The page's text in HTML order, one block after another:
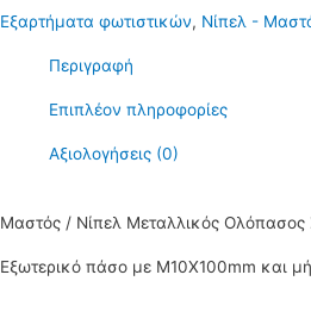
Εξαρτήματα φωτιστικών, Νίπελ -
Περιγραφή
Επιπλέον πληροφορίες
Αξιολογήσεις (0)
Μαστός / Νίπελ Μεταλλικός Ολόπασος
Εξωτερικό πάσο με Μ10Χ100mm και